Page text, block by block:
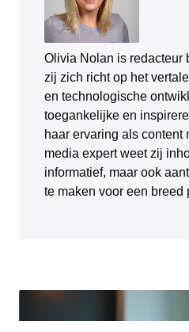
Olivia Nolan is redacteur
zij zich richt op het
en technologische
toegankelijke en
haar ervaring als content
media expert weet zij
informatief, maar ook
te maken voor een breed